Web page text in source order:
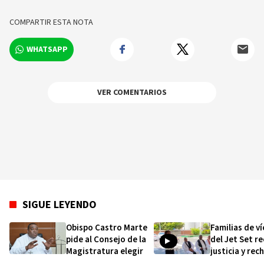
COMPARTIR ESTA NOTA
WHATSAPP
VER COMENTARIOS
SIGUE LEYENDO
Obispo Castro Marte
pide al Consejo de la
Magistratura elegir
Familias de
del Jet Set
justicia y